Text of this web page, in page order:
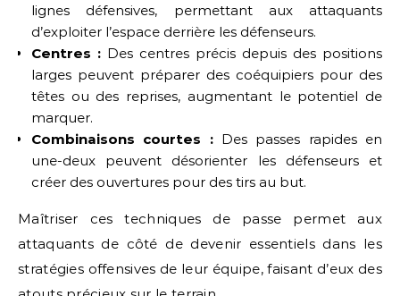
lignes défensives, permettant aux attaquants
d’exploiter l’espace derrière les défenseurs.
Centres : Des centres précis depuis des positions
larges peuvent préparer des coéquipiers pour des
têtes ou des reprises, augmentant le potentiel de
marquer.
Combinaisons courtes :Des passes rapides en
une-deux peuvent désorienter les défenseurs et
créer des ouvertures pour des tirs au but.
Maîtriser ces techniques de passe permet aux
attaquants de côté de devenir essentiels dans les
stratégies offensives de leur équipe, faisant d’eux des